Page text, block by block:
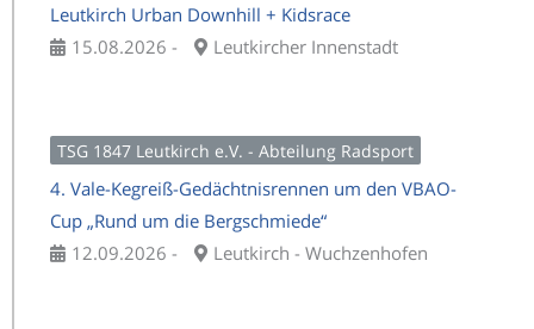
Leutkirch Urban Downhill + Kidsrace
15.08.2026 -
Leutkircher Innenstadt
TSG 1847 Leutkirch e.V. - Abteilung Radsport
4. Vale-Kegreiß-Gedächtnisrennen um den VBAO-
Cup „Rund um die Bergschmiede“
12.09.2026 -
Leutkirch - Wuchzenhofen